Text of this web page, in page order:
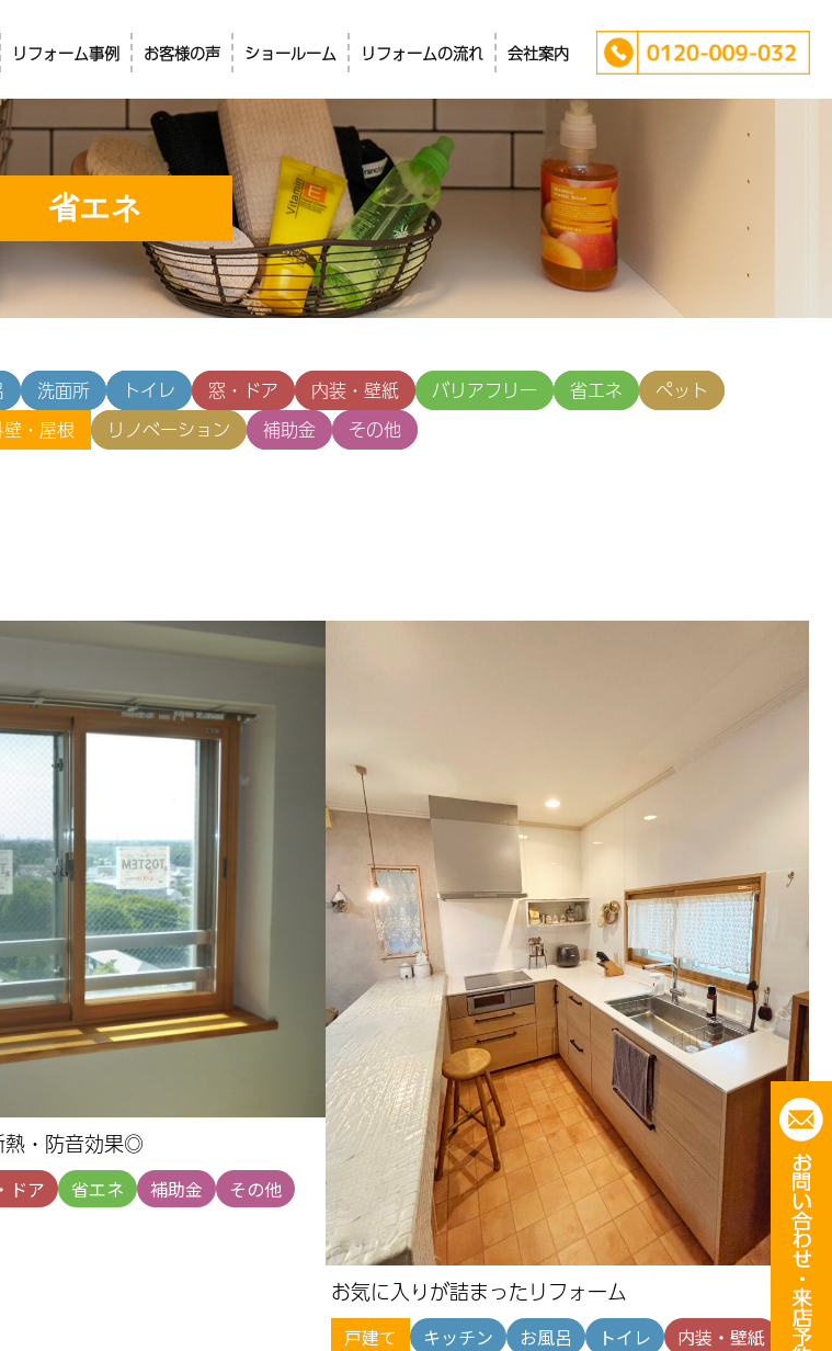
リフォーム事例 お客様の声 ショールーム リフォームの流れ 会社案内
省エネ
洗面所 トイレ 窓・ドア 内装・壁紙 バリアフリー 省エネ
ペット
・屋根 リノベーション 補助金 その他
熱・防音効果◎
ドア 省エネ 補助金 その他
お気に入りが詰まったリフォーム
戸建て キッチン お風呂 トイレ
内装・壁紙